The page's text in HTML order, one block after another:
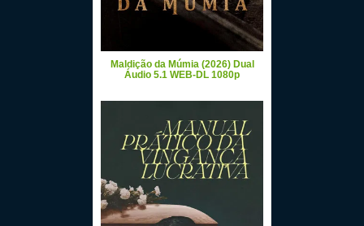
Maldição da Múmia (2026) Dual
Áudio 5.1 WEB-DL 1080p